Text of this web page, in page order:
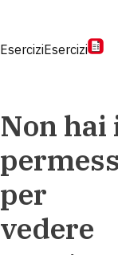
EserciziEsercizi
Non hai
per
vedere